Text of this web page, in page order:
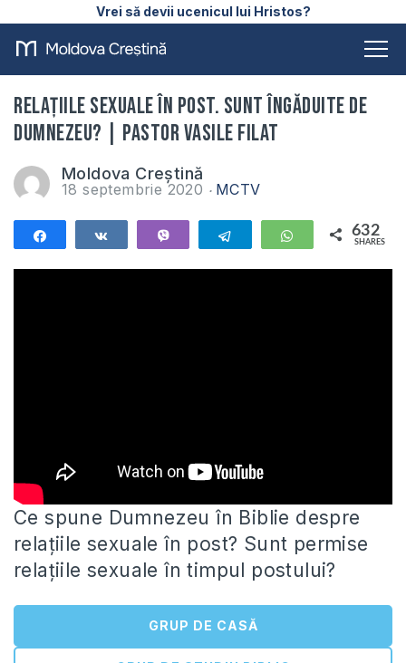
Vrei să devii ucenicul lui Hristos?
Relațiile sexuale în post. Sunt îngăduite de
Dumnezeu? | Pastor Vasile Filat
Moldova Creștină
18 septembrie 2020 MCTV
Telegram WhatsApp
632
SHARES
Ce spune Dumnezeu în Biblie despre
relațiile sexuale în post? Sunt permise
relațiile sexuale în timpul postului?
GRUP DE CASĂ